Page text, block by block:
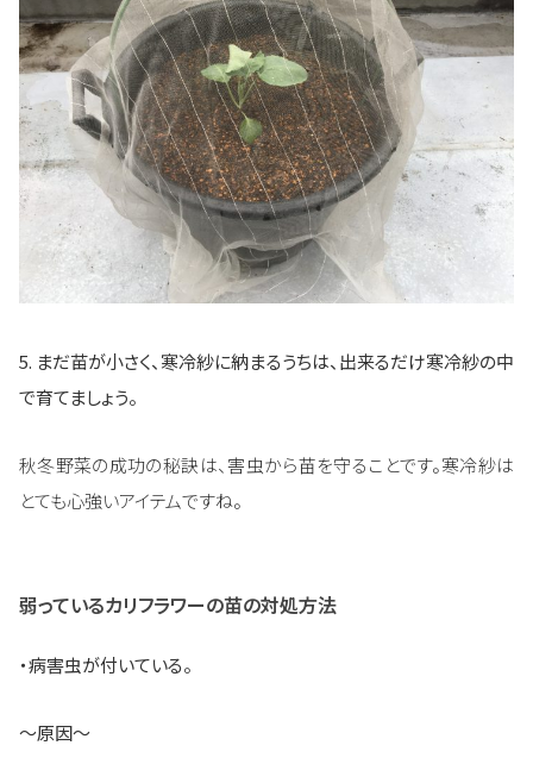
5. まだ苗が小さく、寒冷紗に納まるうちは、出来るだけ寒冷紗の中
で育てましょう。
秋冬野菜の成功の秘訣は、害虫から苗を守ることです。寒冷紗は
とても心強いアイテムですね。
弱っているカリフラワーの苗の対処方法
・病害虫が付いている。
〜原因〜